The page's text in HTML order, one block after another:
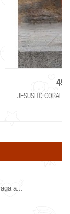
JESUSITO
a...